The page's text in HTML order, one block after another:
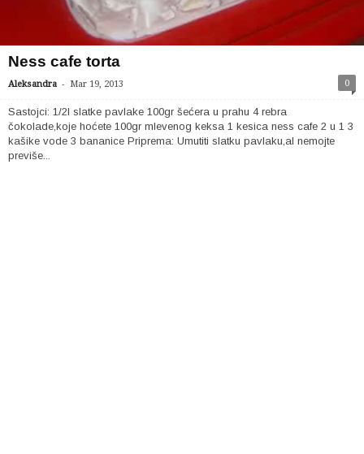
Ness cafe torta
Aleksandra - Mar 19, 2013 0
Sastojci: 1/2l slatke pavlake 100gr šećera u prahu 4 rebra
čokolade,koje hoćete 100gr mlevenog keksa 1 kesica ness cafe 2 u 1 3
kašike vode 3 bananice Priprema: Umutiti slatku pavlaku,al nemojte
previše...